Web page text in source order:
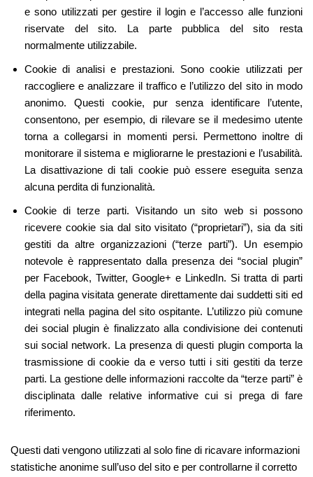
e sono utilizzati per gestire il login e l’accesso alle funzioni
riservate del sito. La parte pubblica del sito resta
normalmente utilizzabile.
Cookie di analisi e prestazioni. Sono cookie utilizzati per
raccogliere e analizzare il traffico e l’utilizzo del sito in modo
anonimo. Questi cookie, pur senza identificare l’utente,
consentono, per esempio, di rilevare se il medesimo utente
torna a collegarsi in momenti persi. Permettono inoltre di
monitorare il sistema e migliorarne le prestazioni e l’usabilità.
La disattivazione di tali cookie può essere eseguita senza
alcuna perdita di funzionalità.
Cookie di terze parti. Visitando un sito web si possono
ricevere cookie sia dal sito visitato (“proprietari”), sia da siti
gestiti da altre organizzazioni (“terze parti”). Un esempio
notevole è rappresentato dalla presenza dei “social plugin”
per Facebook, Twitter, Google+ e LinkedIn. Si tratta di parti
della pagina visitata generate direttamente dai suddetti siti ed
integrati nella pagina del sito ospitante. L’utilizzo più comune
dei social plugin è finalizzato alla condivisione dei contenuti
sui social network. La presenza di questi plugin comporta la
trasmissione di cookie da e verso tutti i siti gestiti da terze
parti. La gestione delle informazioni raccolte da “terze parti” è
disciplinata dalle relative informative cui si prega di fare
riferimento.
Questi dati vengono utilizzati al solo fine di ricavare informazioni
statistiche anonime sull’uso del sito e per controllarne il corretto